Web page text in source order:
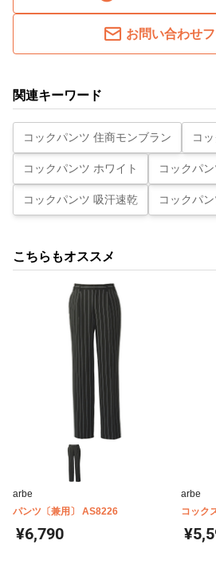
お問い合わせ
関連キーワード
コックパンツ 住商モンブラン コ
コックパンツ ホワイト コックパ
コックパンツ 吸汗速乾 コックパ
こちらもオススメ
arbe
パンツ〔兼用〕 AS8226
¥6,790
arbe
コック